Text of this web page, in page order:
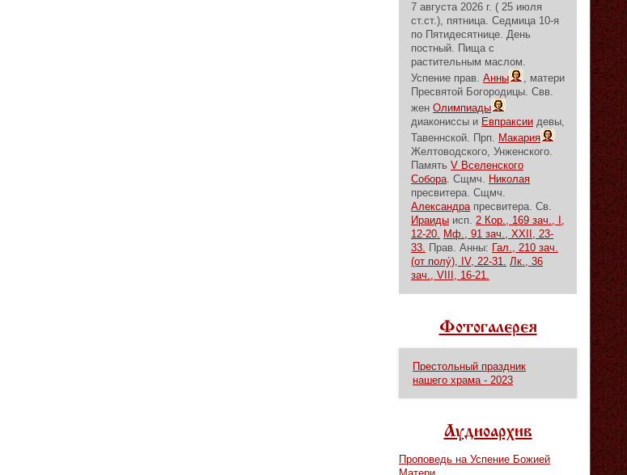
7 августа 2026 г. ( 25 июля
ст.ст.), пятница. Седмица 10-я
по Пятидесятнице. День
постный. Пища с
растительным маслом.
Успение прав. Анны
, матери
Пресвятой Богородицы. Свв.
жен Олимпиады
диакониссы и Евпраксии девы,
Тавеннской. Прп. Макария
Желтоводского, Унженского.
Память V Вселенского
Собора. Сщмч. Николая
пресвитера. Сщмч.
Александрапресвитера. Св.
Ираиды исп. 2 Кор., 169 зач., I,
12-20. Мф., 91 зач., XXII, 23-
33. Прав. Анны: Гал., 210 зач.
(от полу́), IV, 22-31. Лк., 36
зач., VIII, 16-21.
Фотогалерея
Престольный праздник
нашего храма - 2023
Аудиоархив
Проповедь на Успение Божией